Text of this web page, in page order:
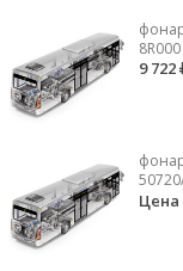
9 722
Цена